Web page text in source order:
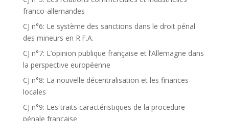
franco-allemandes
CJ n°6: Le système des sanctions dans le droit pénal
des mineurs en R.F.A.
CJ n°7: L’opinion publique française et l’Allemagne dans
la perspective européenne
CJ n°8: La nouvelle décentralisation et les finances
locales
CJ n°9: Les traits caractéristiques de la procedure
pénale française